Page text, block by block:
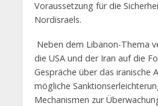
Voraussetzung für die
Nordisraels.
Neben dem Libanon-Thema
die USA und der Iran auf die
Gespräche über das iranische
mögliche
Mechanismen zur